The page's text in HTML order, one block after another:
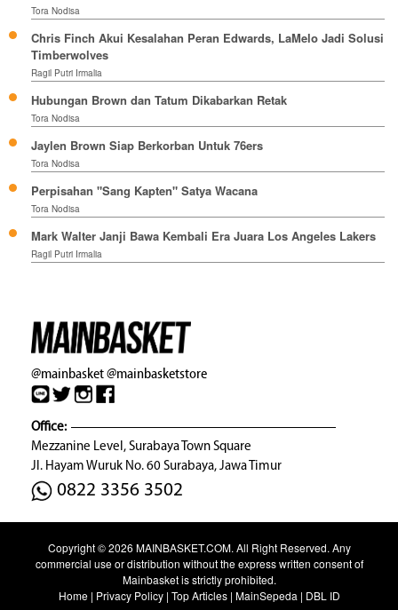
Tora Nodisa
Chris Finch Akui Kesalahan Peran Edwards, LaMelo Jadi Solusi
Timberwolves
Ragil Putri Irmalia
Hubungan Brown dan Tatum Dikabarkan Retak
Tora Nodisa
Jaylen Brown Siap Berkorban Untuk 76ers
Tora Nodisa
Perpisahan "Sang Kapten" Satya Wacana
Tora Nodisa
Mark Walter Janji Bawa Kembali Era Juara Los Angeles Lakers
Ragil Putri Irmalia
@mainbasket@mainbasketstore
Office:
Mezzanine Level, Surabaya Town Square
Jl. Hayam Wuruk No. 60 Surabaya, Jawa Timur
0822 3356 3502
Copyright © 2026 MAINBASKET.COM. All Right Reserved. Any
commercial use or distribution without the express written consent of
Mainbasket is strictly prohibited.
Home| Privacy Policy| Top Articles| MainSepeda | DBL ID